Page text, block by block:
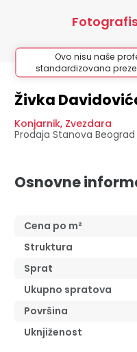
Ovo nisu naše
standardizovana
Živka
Konjarnik, Zvezdara
Prodaja Stanova Beograd
Osnovne
Cena po m²
Struktura
Sprat
Ukupno spratova
Površina
Uknjiženost